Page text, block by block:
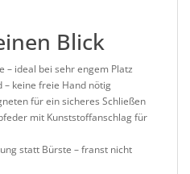
Blick
– ideal bei sehr engem Platz
– keine freie Hand nötig
für ein sicheres Schließen
mit Kunststoffanschlag für
statt Bürste – franst nicht